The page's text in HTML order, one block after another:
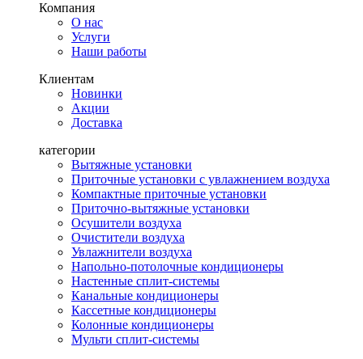
Компания
О нас
Услуги
Наши работы
Клиентам
Новинки
Акции
Доставка
категории
Вытяжные установки
Приточные установки с увлажнением воздуха
Компактные приточные установки
Приточно-вытяжные установки
Осушители воздуха
Очистители воздуха
Увлажнители воздуха
Напольно-потолочные кондиционеры
Настенные сплит-системы
Канальные кондиционеры
Кассетные кондиционеры
Колонные кондиционеры
Мульти сплит-системы